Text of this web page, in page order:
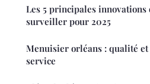
Les 5 principales innovations
surveiller pour 2025
Menuisier orléans : qualité
service